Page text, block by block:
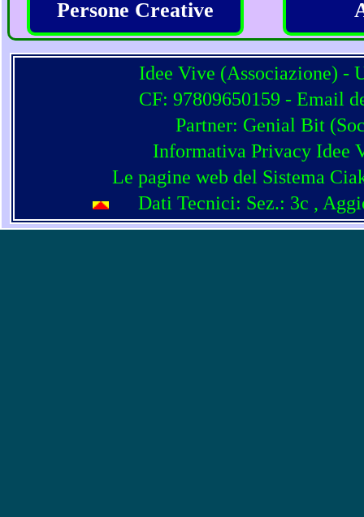
Persone Creative
Idee Vive (Associazione) -
CF: 97809650159 - Email
Partner: Genial Bit (
Informativa Privacy Idee
Le pagine web del Sistema
Dati Tecnici: Sez.: 3c ,